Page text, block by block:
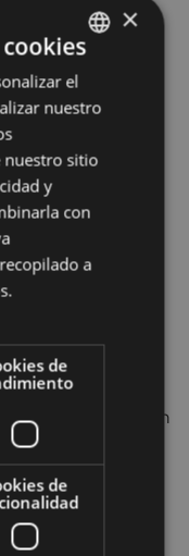
del
en marcha la
Martxan".
madres la
afrontar las
sus hijos e
con las
de padres y
de padres y
que se llevarán
en los
y madres
BASQUE
SPANISH
×
el
nuestro
nuestro sitio
y
con
a
de
de